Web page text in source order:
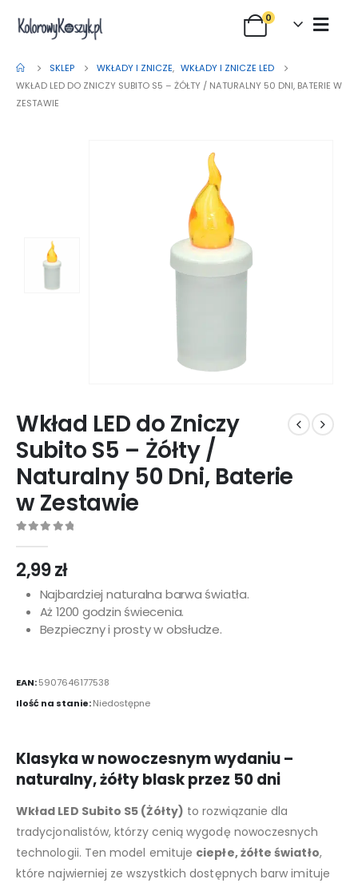
0
SKLEP WKŁADY I ZNICZE, WKŁADY I ZNICZE LED
WKŁAD LED DO ZNICZY SUBITO S5 – ŻÓŁTY / NATURALNY 50 DNI, BATERIE W
ZESTAWIE
Wkład LED do Zniczy
Subito S5 – Żółty /
Naturalny 50 Dni, Baterie
w Zestawie
2,99zł
Najbardziej naturalna barwa światła.
Aż 1200 godzin świecenia.
Bezpieczny i prosty w obsłudze.
EAN:5907646177538
Ilość na stanie:Niedostępne
Klasyka w nowoczesnym wydaniu –
naturalny, żółty blask przez 50 dni
Wkład LED Subito S5 (Żółty) to rozwiązanie dla
tradycjonalistów, którzy cenią wygodę nowoczesnych
technologii. Ten model emituje ciepłe, żółte światło,
które najwierniej ze wszystkich dostępnych barw imituje